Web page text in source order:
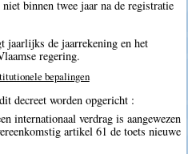
binnen twee jaar na de registratie
jaarlijks de jaarrekening en het
regering.
bepalingen
decreet worden opgericht :
internationaal verdrag is aangewezen
artikel 61 de toets nieuwe